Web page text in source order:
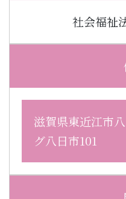
社会福祉
滋賀県東近江市
グ八日市101